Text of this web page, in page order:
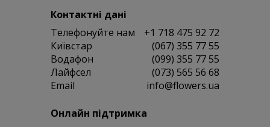
Контактні дані
Телефонуйте нам
+1 718 475 92 72
Київстар
(067) 355 77 55
Водафон
(099) 355 77 55
Лайфсел
(073) 565 56 68
Email
info@flowers.ua
Онлайн підтримка